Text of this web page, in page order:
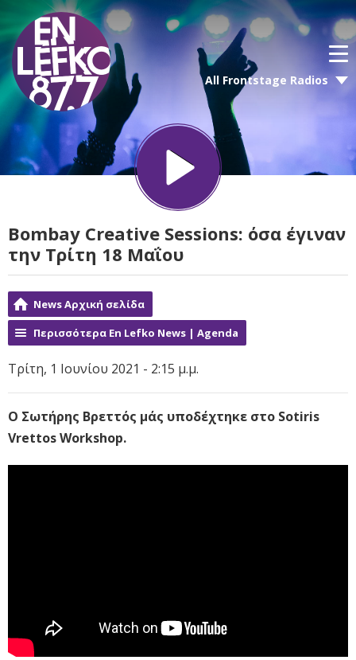
All Frontstage Radios
Bombay Creative Sessions: όσα έγιναν
την Τρίτη 18 Μαΐου
News Αρχική σελίδα
Περισσότερα En Lefko News | Agenda
Τρίτη, 1 Ιουνίου 2021 - 2:15 μ.μ.
Ο Σωτήρης Βρεττός μάς υποδέχτηκε στο Sotiris
Vrettos Workshop.